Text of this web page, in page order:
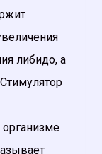
либидо, а